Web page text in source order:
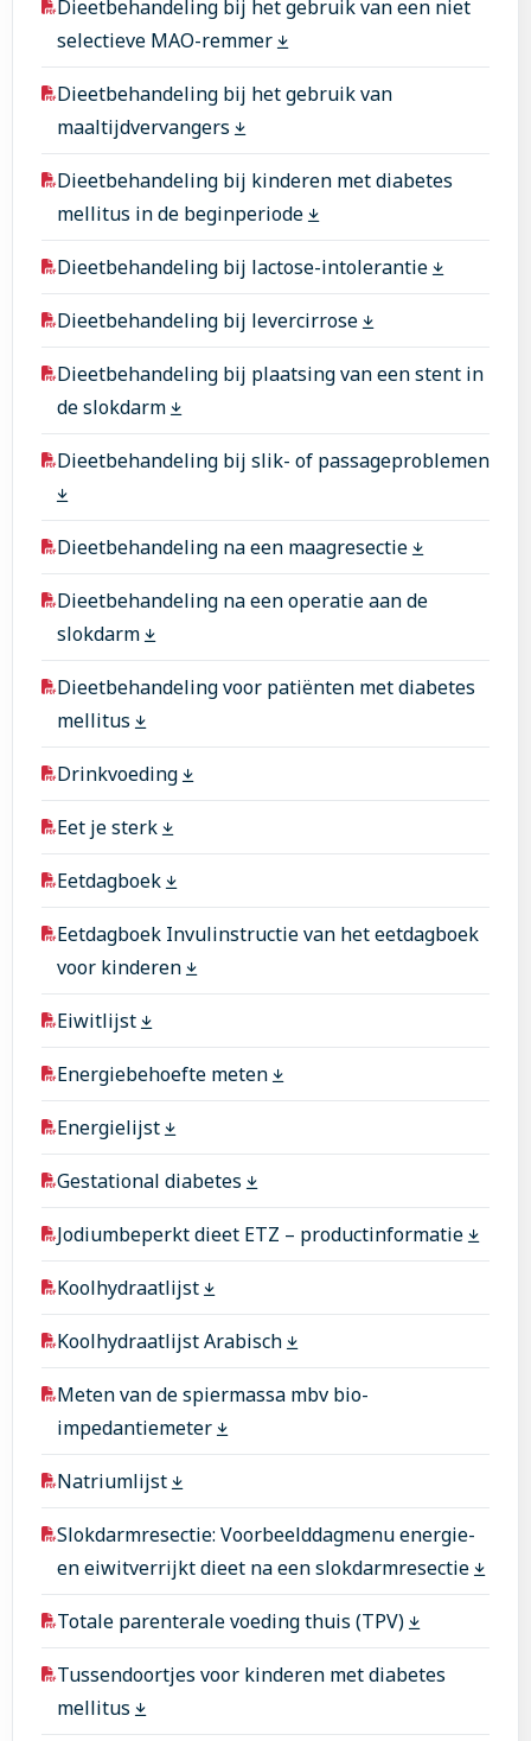
Dieetbehandeling bij het gebruik van een niet
selectieve MAO-remmer
Dieetbehandeling bij het gebruik van
maaltijdvervangers
Dieetbehandeling bij kinderen met diabetes
mellitus in de beginperiode
Dieetbehandeling bij lactose-intolerantie
Dieetbehandeling bij levercirrose
Dieetbehandeling bij plaatsing van een stent in
de slokdarm
Dieetbehandeling bij slik- of passageproblemen
Dieetbehandeling na een maagresectie
Dieetbehandeling na een operatie aan de
slokdarm
Dieetbehandeling voor patiënten met diabetes
mellitus
Drinkvoeding
Eet je sterk
Eetdagboek
Eetdagboek Invulinstructie van het eetdagboek
voor kinderen
Eiwitlijst
Energiebehoefte meten
Energielijst
Gestational diabetes
Jodiumbeperkt dieet ETZ – productinformatie
Koolhydraatlijst
Koolhydraatlijst Arabisch
Meten van de spiermassa mbv bio-
impedantiemeter
Natriumlijst
Slokdarmresectie: Voorbeelddagmenu energie-
en eiwitverrijkt dieet na een slokdarmresectie
Totale parenterale voeding thuis (TPV)
Tussendoortjes voor kinderen met diabetes
mellitus